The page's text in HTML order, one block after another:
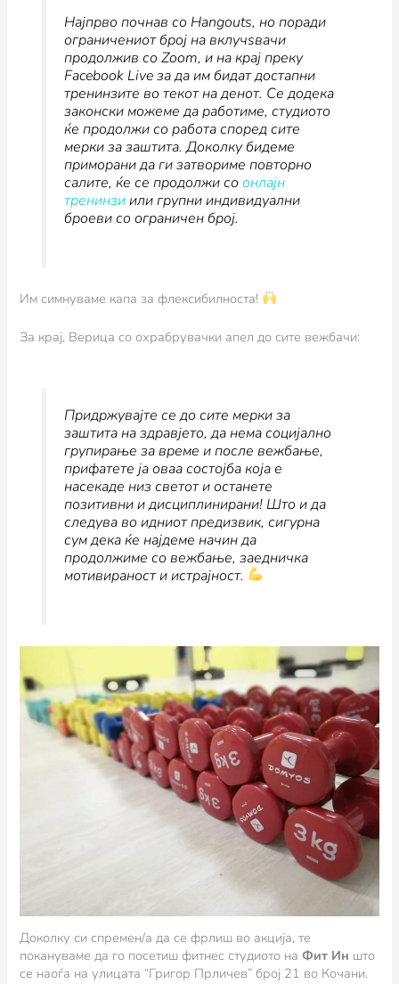
Најпрво почнав со Hangouts, но поради
ограничениот број на вклучѕвачи
продолжив со Zoom, и на крај преку
Facebook Live за да им бидат достапни
тренинзите во текот на денот. Се додека
законски можеме да работиме, студиото
ќе продолжи со работа според сите
мерки за заштита. Доколку бидеме
приморани да ги затвориме повторно
салите, ќе се продолжи со онлајн
тренинзиили групни индивидуални
броеви со ограничен број.
Им симнуваме капа за флексибилноста!
За крај, Верица со охрабрувачки апел до сите вежбачи:
Придржувајте се до сите мерки за
заштита на здравјето, да нема социјално
групирање за време и после вежбање,
прифатете ја оваа состојба која е
насекаде низ светот и останете
позитивни и дисциплинирани! Што и да
следува во идниот предизвик, сигурна
сум дека ќе најдеме начин да
продолжиме со вежбање, заедничка
мотивираност и истрајност.
Доколку си спремен/а да се фрлиш во акција, те
покануваме да го посетиш фитнес студиото наФит Ин што
се наоѓа на улицата “Григор Прличев” број 21 во Кочани.